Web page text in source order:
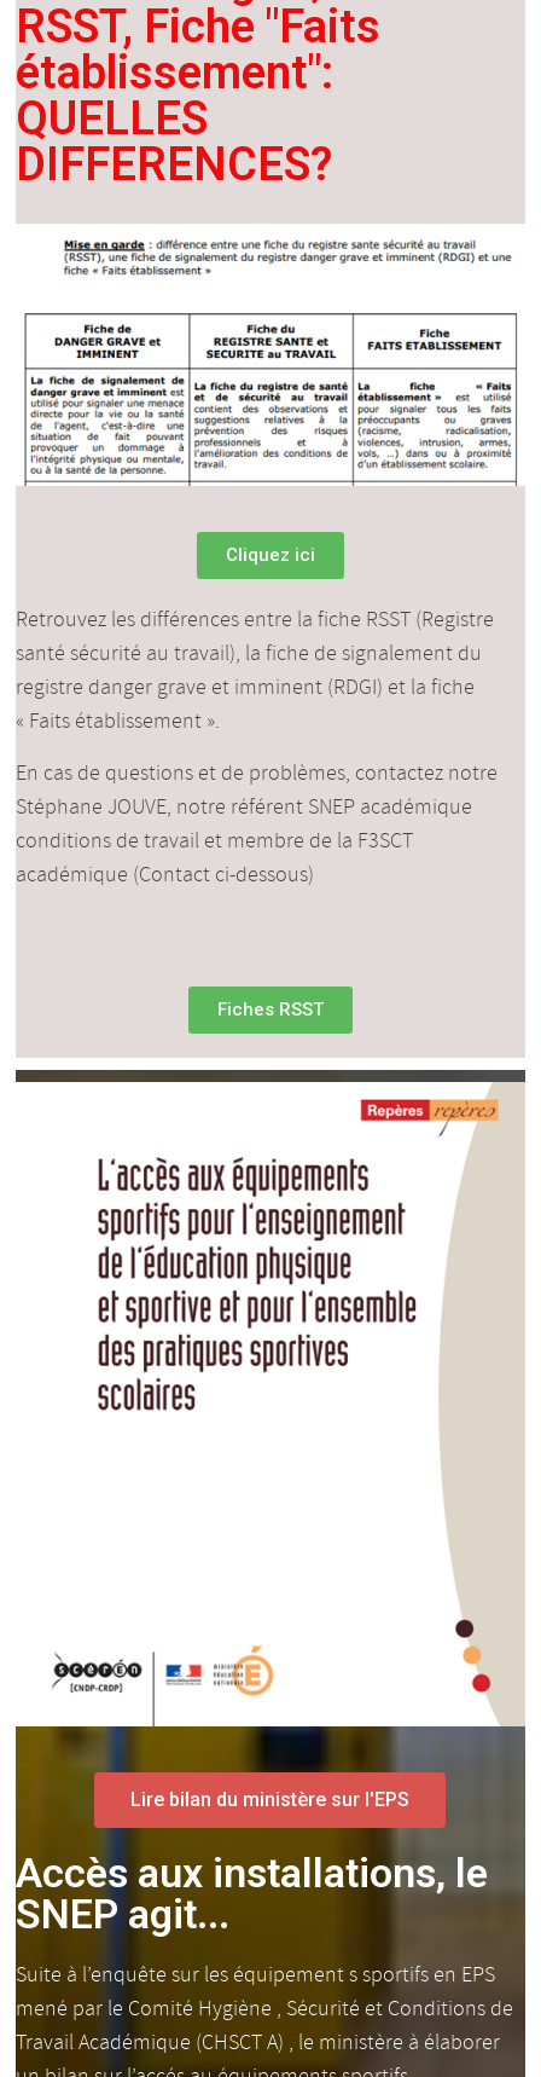
RSST, Fiche "Faits
établissement":
QUELLES
DIFFERENCES?
Cliquez ici
Retrouvez les différences entre la fiche RSST (Registre
santé sécurité au travail), la fiche de signalement du
registre danger grave et imminent (RDGI) et la fiche
« Faits établissement ».
En cas de questions et de problèmes, contactez notre
Stéphane JOUVE, notre référent SNEP académique
conditions de travail et membre de la F3SCT
académique (Contact ci-dessous)
Fiches RSST
Lire bilan du ministère sur l'EPS
Accès aux installations, le
SNEP agit...
Suite à l’enquête sur les équipement s sportifs en EPS
mené par le Comité Hygiène , Sécurité et Conditions de
Travail Académique (CHSCT A) , le ministère à élaborer